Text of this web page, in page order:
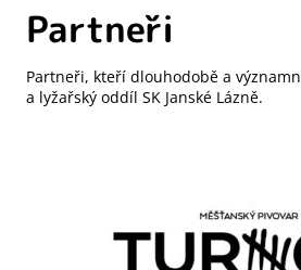
Partneři
Partneři, kteří dlouhodobě a
a lyžařský oddíl SK Janské Lázně.